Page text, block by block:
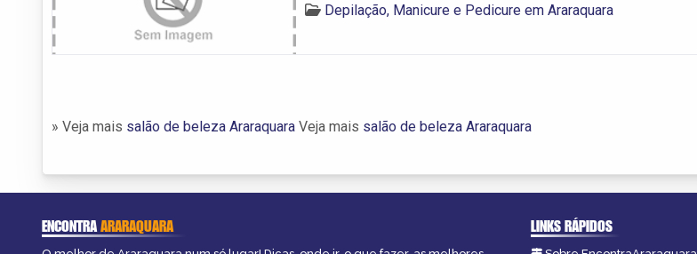
Depilação, Manicure e Pedicure em Araraquara
» Veja mais salão de beleza Araraquara Veja mais salão de beleza Araraquara
ENCONTRAARARAQUARA LINKS RÁPIDOS